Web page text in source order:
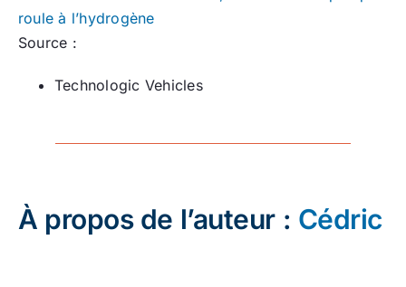
roule à l’hydrogène
Source :
Technologic Vehicles
À propos de l’auteur : Cédric